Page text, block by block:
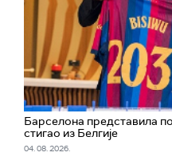
Барселона представила
стигао из Белгије
04. 08. 2026.